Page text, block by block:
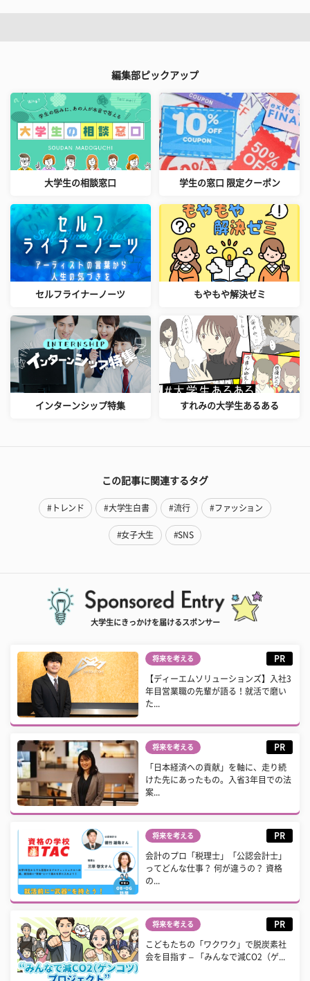
編集部ピックアップ
大学生の相談窓口 学生の窓口 限定クーポン
セルフライナーノーツ もやもや解決ゼミ
インターンシップ特集 すれみの大学生あるある
この記事に関連するタグ
#トレンド #大学生白書 #流行 #ファッション
#女子大生 #SNS
大学生にきっかけを届けるスポンサー
将来を考える PR
【ディーエムソリューションズ】入社3
年目営業職の先輩が語る！就活で磨い
た...
将来を考える PR
「日本経済への貢献」を軸に、走り続
けた先にあったもの。入省3年目での法
案...
将来を考える PR
会計のプロ「税理士」「公認会計士」
ってどんな仕事？ 何が違うの？ 資格
の...
将来を考える PR
こどもたちの「ワクワク」で脱炭素社
会を目指す – 「みんなで減CO2（ゲ...